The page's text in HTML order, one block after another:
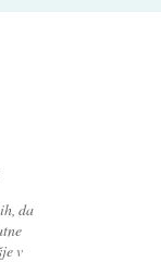
da
v